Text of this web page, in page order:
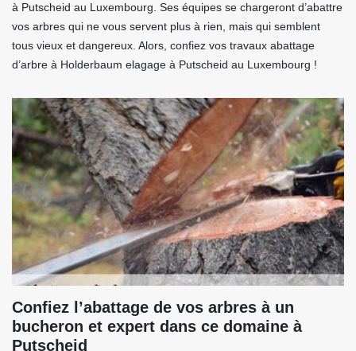
à Putscheid au Luxembourg. Ses équipes se chargeront d’abattre
vos arbres qui ne vous servent plus à rien, mais qui semblent
tous vieux et dangereux. Alors, confiez vos travaux abattage
d’arbre à Holderbaum elagage à Putscheid au Luxembourg !
Confiez l’abattage de vos arbres à un
bucheron et expert dans ce domaine à
Putscheid